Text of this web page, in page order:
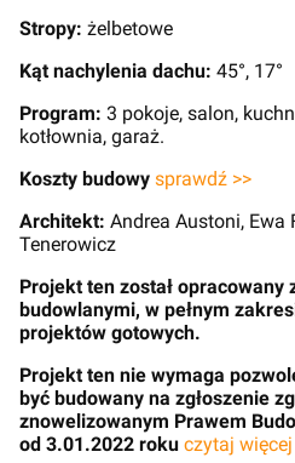
Stropy: żelbetowe
Kąt nachylenia dachu: 45°, 17°
Program: 3 pokoje, salon,
kotłownia, garaż.
Koszty budowy sprawdź >>
Architekt: Andrea Austoni, Ewa
Tenerowicz
Projekt ten został opracowany
budowlanymi, w pełnym
projektów gotowych.
Projekt ten nie wymaga
być budowany na zgłoszenie
znowelizowanym Prawem
od 3.01.2022 roku czytaj więcej